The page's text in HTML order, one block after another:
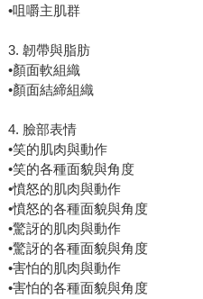
•咀嚼主肌群
3. 韌帶與脂肪
•顏面軟組織
•顏面結締組織
4. 臉部表情
•笑的肌肉與動作
•笑的各種面貌與角度
•憤怒的肌肉與動作
•憤怒的各種面貌與角度
•驚訝的肌肉與動作
•驚訝的各種面貌與角度
•害怕的肌肉與動作
•害怕的各種面貌與角度